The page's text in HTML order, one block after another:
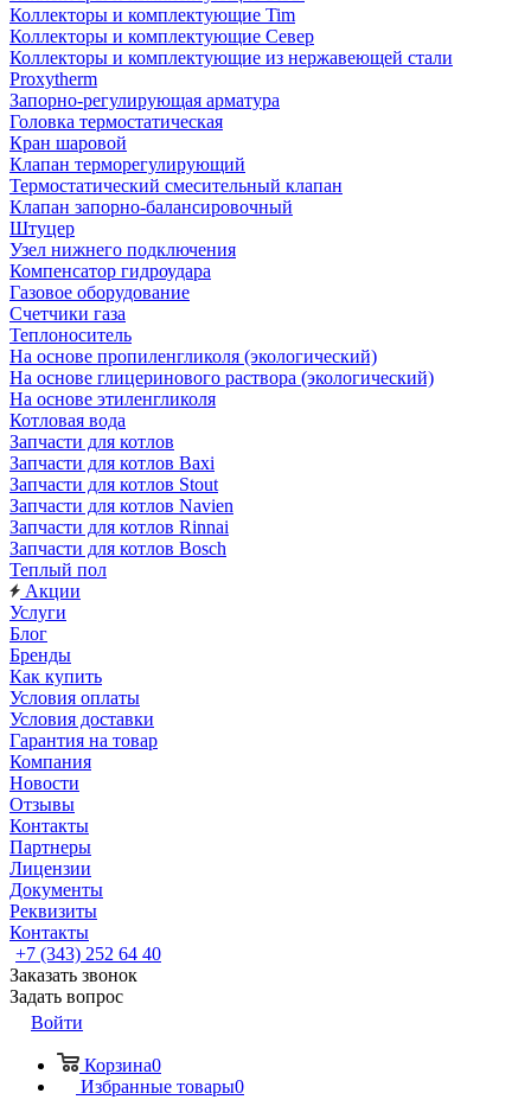
Коллекторы и комплектующие Tim
Коллекторы и комплектующие Север
Коллекторы и комплектующие из нержавеющей стали
Proxytherm
Запорно-регулирующая арматура
Головка термостатическая
Кран шаровой
Клапан терморегулирующий
Термостатический смесительный клапан
Клапан запорно-балансировочный
Штуцер
Узел нижнего подключения
Компенсатор гидроудара
Газовое оборудование
Счетчики газа
Теплоноситель
На основе пропиленгликоля (экологический)
На основе глицеринового раствора (экологический)
На основе этиленгликоля
Котловая вода
Запчасти для котлов
Запчасти для котлов Baxi
Запчасти для котлов Stout
Запчасти для котлов Navien
Запчасти для котлов Rinnai
Запчасти для котлов Bosch
Теплый пол
Акции
Услуги
Блог
Бренды
Как купить
Условия оплаты
Условия доставки
Гарантия на товар
Компания
Новости
Отзывы
Контакты
Партнеры
Лицензии
Документы
Реквизиты
Контакты
+7 (343) 252 64 40
Заказать звонок
Задать вопрос
Войти
Корзина0
Избранные товары0